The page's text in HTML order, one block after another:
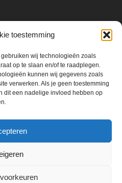
toestemming
wij technologieën zoals
op te slaan en/of te raadplegen.
kunnen wij gegevens zoals
verwerken. Als je geen toestemming
dit een nadelige invloed hebben op